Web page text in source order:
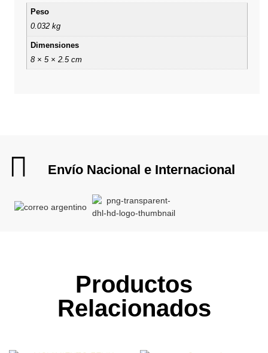
Peso
0.032 kg
Dimensiones
8 × 5 × 2.5 cm
Envío Nacional e Internacional
Productos
Relacionados